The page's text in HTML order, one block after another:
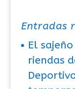
Entradas
El
riendas